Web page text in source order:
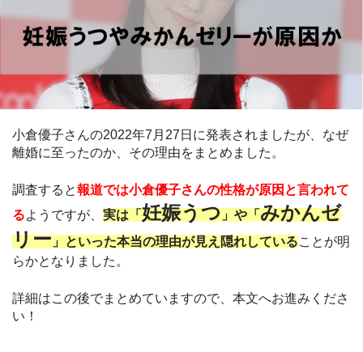
小倉優子さんの2022年7月27日に発表されましたが、なぜ
離婚に至ったのか、その理由をまとめました。
調査すると報道では小倉優子さんの性格が原因と言われて
るようですが、 実は「 妊娠うつ 」や「 みかんゼ
リー 」といった本当の理由が見え隠れしていることが明
らかとなりました。
詳細はこの後でまとめていますので、本文へお進みくださ
い！